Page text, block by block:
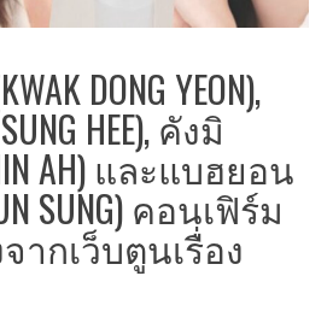
DONG YEON),
HEE), คังมิ
AH) และแบฮยอน
SUNG) คอนเฟิร์ม
ากเว็บตูนเรื่อง